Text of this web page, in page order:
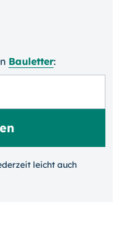
Bauletter:
leicht auch